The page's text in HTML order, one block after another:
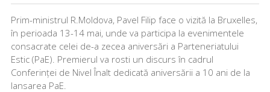
Prim-ministrul R.Moldova, Pavel Filip face o vizită la Bruxelles,
în perioada 13-14 mai, unde va participa la evenimentele
consacrate celei de-a zecea aniversări a Parteneriatului
Estic (PaE). Premierul va rosti un discurs în cadrul
Conferinței de Nivel Înalt dedicată aniversării a 10 ani de la
lansarea PaE.